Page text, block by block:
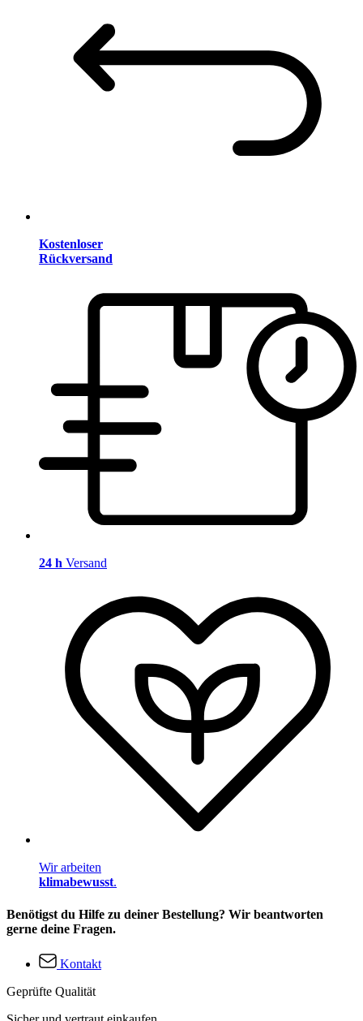
Kostenloser
Rückversand
24 h Versand
Wir arbeiten
klimabewusst.
Benötigst du Hilfe zu deiner Bestellung? Wir beantworten
gerne deine Fragen.
Kontakt
Geprüfte Qualität